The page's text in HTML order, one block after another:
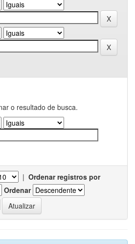
o resultado de busca.
| Ordenar registros por
Ordenar